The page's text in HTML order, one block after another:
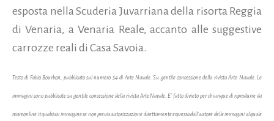
esposta nella Scuderia Juvarriana della risorta Reggia
di Venaria, a Venaria Reale, accanto alle suggestive
carrozze reali di Casa Savoia.
Testo di Fabio Bourbon, pubblicato sulnumero 54 di Arte Navale. Su gentile concessione della rivista Arte Navale. Le
immagini sono pubblicate su gentile concessione della rivista Arte Navale. E' fatto divieto per chiunque di riprodurre da
mareonline.it qualsiasi immagine se non previa autorizzazione direttamente espressa dall'autore delle immagini al quale